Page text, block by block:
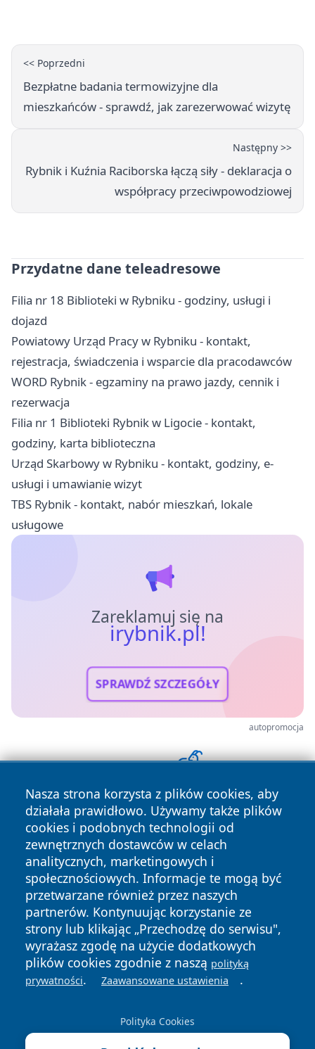
<< Poprzedni
Bezpłatne badania termowizyjne dla
mieszkańców - sprawdź, jak zarezerwować wizytę
Następny >>
Rybnik i Kuźnia Raciborska łączą siły - deklaracja o
współpracy przeciwpowodziowej
Przydatne dane teleadresowe
Filia nr 18 Biblioteki w Rybniku - godziny, usługi i
dojazd
Powiatowy Urząd Pracy w Rybniku - kontakt,
rejestracja, świadczenia i wsparcie dla pracodawców
WORD Rybnik - egzaminy na prawo jazdy, cennik i
rezerwacja
Filia nr 1 Biblioteki Rybnik w Ligocie - kontakt,
godziny, karta biblioteczna
Urząd Skarbowy w Rybniku - kontakt, godziny, e-
usługi i umawianie wizyt
TBS Rybnik - kontakt, nabór mieszkań, lokale
usługowe
Zareklamuj się na
irybnik.pl!
SPRAWDŹ SZCZEGÓŁY
autopromocja
Nasza strona korzysta z plików cookies, aby
działała prawidłowo. Używamy także plików
cookies i podobnych technologii od
zewnętrznych dostawców w celach
analitycznych, marketingowych i
społecznościowych. Informacje te mogą być
przetwarzane również przez naszych
partnerów. Kontynuując korzystanie ze
strony lub klikając „Przechodzę do serwisu",
wyrażasz zgodę na użycie dodatkowych
plików cookies zgodnie z naszą polityką
prywatności. Zaawansowane ustawienia .
Polityka Cookies
Copyright © 2026 irybnik.pl Wszystkie prawa zastrzeżone.
News Autorzy
Polityka
Prywatności
Polityka
Cookies